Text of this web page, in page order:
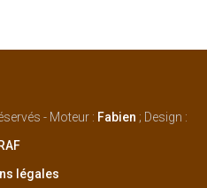
- Moteur : Fabien ; Design :
RAF
légales